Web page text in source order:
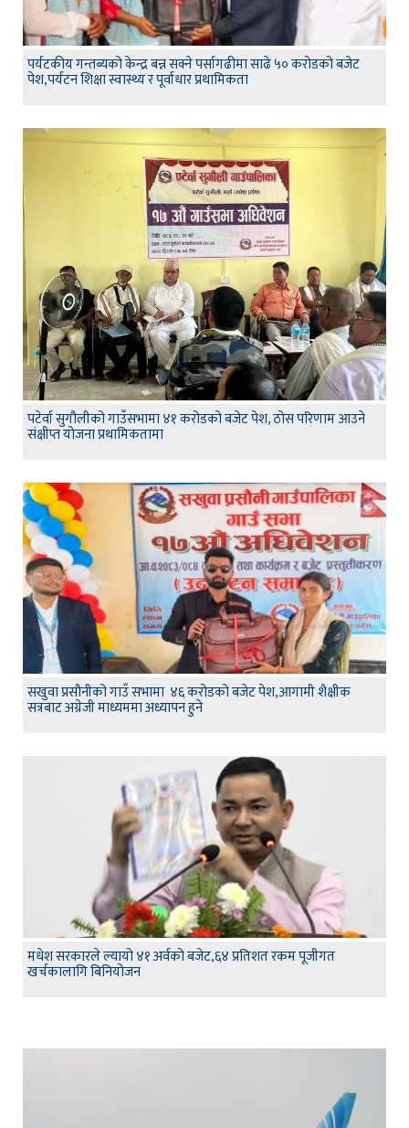
पर्यटकीय गन्तब्यको केन्द्र बन्न सक्ने पर्सागढीमा साढे ५० करोडको बजेट
पेश,पर्यटन शिक्षा स्वास्थ्य र पूर्वाधार प्रथामिकता
पटेर्वा सुगौलीको गाउँसभामा ४१ करोडको बजेट पेश, ठोस परिणाम आउने
संक्षीप्त योजना प्रथामिकतामा
सखुवा प्रसौनीको गाउँ सभामा ४६ करोडको बजेट पेश,आगामी शैक्षीक
सत्रबाट अग्रेजी माध्यममा अध्यापन हुने
मधेश सरकारले ल्यायो ४१ अर्वको बजेट,६४ प्रतिशत रकम पूजीगत
खर्चकालागि बिनियोजन